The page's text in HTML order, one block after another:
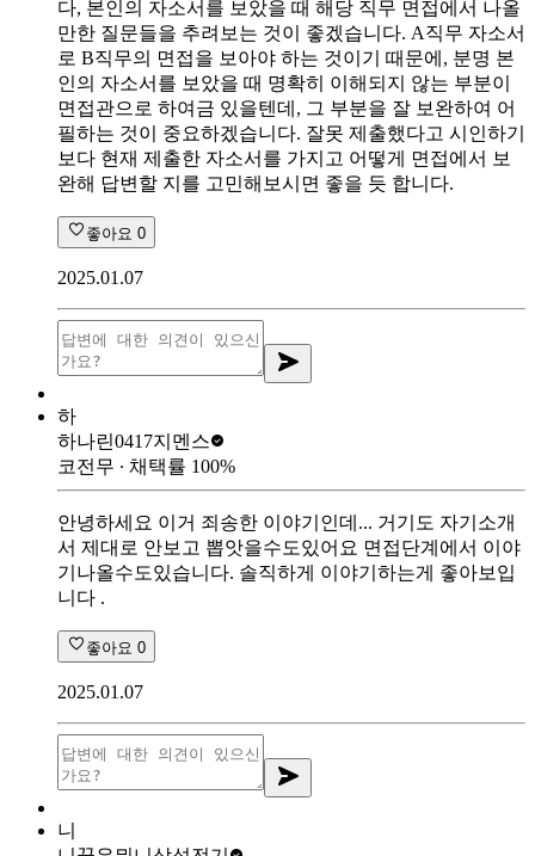
다, 본인의 자소서를 보았을 때 해당 직무 면접에서 나올
만한 질문들을 추려보는 것이 좋겠습니다. A직무 자소서
로 B직무의 면접을 보아야 하는 것이기 때문에, 분명 본
인의 자소서를 보았을 때 명확히 이해되지 않는 부분이
면접관으로 하여금 있을텐데, 그 부분을 잘 보완하여 어
필하는 것이 중요하겠습니다. 잘못 제출했다고 시인하기
보다 현재 제출한 자소서를 가지고 어떻게 면접에서 보
완해 답변할 지를 고민해보시면 좋을 듯 합니다.
좋아요 0
2025.01.07
하
하나린0417지멘스
코전무 ∙ 채택률 100%
안녕하세요 이거 죄송한 이야기인데... 거기도 자기소개
서 제대로 안보고 뽑앗을수도있어요 면접단계에서 이야
기나올수도있습니다. 솔직하게 이야기하는게 좋아보입
니다 .
좋아요 0
2025.01.07
니